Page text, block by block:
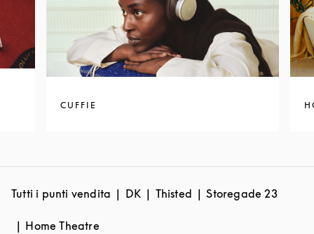
CUFFIE
Tutti i punti vendita DK Thisted Storegade 23
Home Theatre